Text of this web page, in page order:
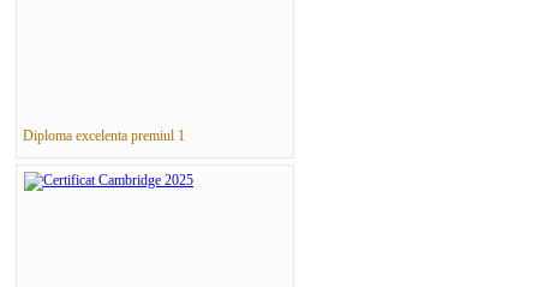
Diploma excelenta premiul 1